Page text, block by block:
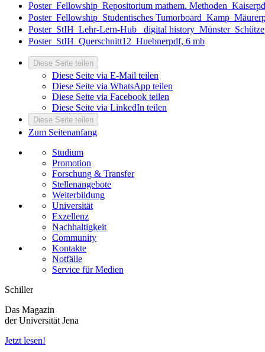
Poster_Fellowship_Repositorium mathem. Methoden_Kaiser
Poster_Fellowship_Studentisches Tumorboard_Kamp_Mäurer
Poster_StIH_Lehr-Lern-Hub_ digital history_Münster_Schütze
Poster_StIH_Querschnitt12_Huebnerpdf, 6 mb
Diese Seite teilen
Diese Seite via E-Mail teilen
Diese Seite via WhatsApp teilen
Diese Seite via Facebook teilen
Diese Seite via LinkedIn teilen
Diese Seite teilen
Zum Seitenanfang
Studium
Promotion
Forschung & Transfer
Stellenangebote
Weiterbildung
Universität
Exzellenz
Nachhaltigkeit
Community
Kontakte
Notfälle
Service für Medien
Schiller
Das Magazin
der Universität Jena
Jetzt lesen!